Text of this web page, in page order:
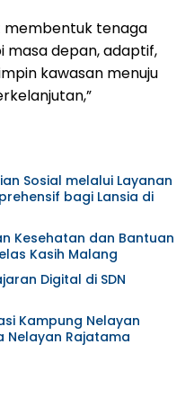
membentuk tenaga
masa depan, adaptif,
kawasan menuju
Sosial melalui Layanan
bagi Lansia di
Kesehatan dan Bantuan
Kasih Malang
Digital di SDN
Kampung Nelayan
Nelayan Rajatama